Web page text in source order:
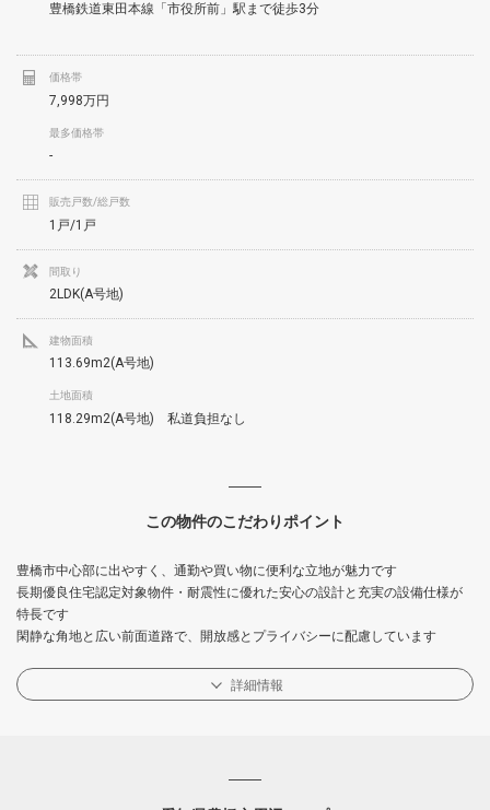
豊橋鉄道東田本線「市役所前」駅まで徒歩3分
価格帯
7,998万円
最多価格帯
-
販売戸数/総戸数
1戸/1戸
間取り
2LDK(A号地)
建物面積
113.69m2(A号地)
土地面積
118.29m2(A号地) 私道負担なし
この物件のこだわりポイント
豊橋市中心部に出やすく、通勤や買い物に便利な立地が魅力です
長期優良住宅認定対象物件・耐震性に優れた安心の設計と充実の設備仕様が
特長です
閑静な角地と広い前面道路で、開放感とプライバシーに配慮しています
詳細情報